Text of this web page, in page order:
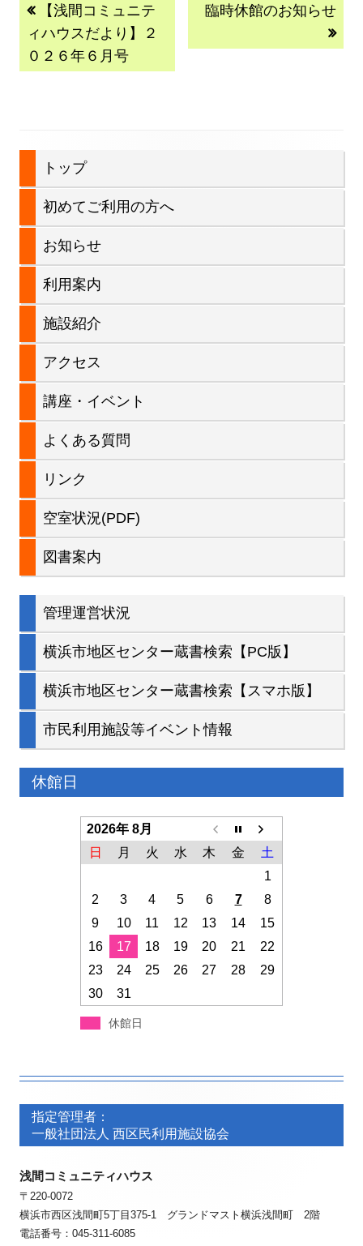
投
稿
ゲ
ー
シ
前
の
記
【浅間コミュニテ
ィハウスだより】２
０２６年６月号
次
臨時休館のお知らせ
サ
イ
ド
バ
トップ
初めてご利用の方へ
お知らせ
利用案内
施設紹介
アクセス
講座・イベント
よくある質問
リンク
空室状況(PDF)
図書案内
管理運営状況
横浜市地区センター蔵書検索【PC版】
横浜市地区センター蔵書検索【スマホ版】
市民利用施設等イベント情報
休館日
2026年 8月
日
月 火 水 木 金
土
1
2
3 4 5 6 7
8
9
10 11 12 13 14
15
16
17 18 19 20 21
22
23
24 25 26 27 28
29
30
31
休館日
ッ
タ
ー・
コ
ン
ッ
タ
ー・
コ
ン
指定管理者：
一般社団法人 西区民利用施設協会
浅間コミュニティハウス
〒220-0072
横浜市西区浅間町5丁目375-1 グランドマスト横浜浅間町 2階
電話番号：045-311-6085